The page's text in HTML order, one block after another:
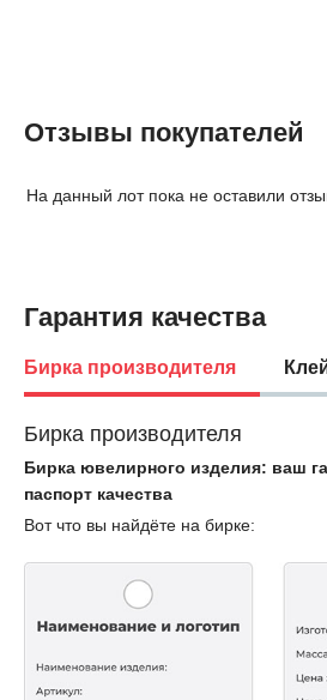
Отзывы покупателей
На данный лот пока не оставили
Гарантия качества
Бирка производителя
Бирка производителя
Бирка ювелирного изделия: ваш
паспорт качества
Вот что вы найдёте на бирке: